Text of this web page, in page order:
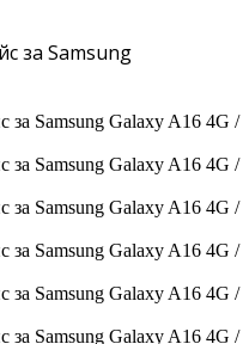
за Samsung